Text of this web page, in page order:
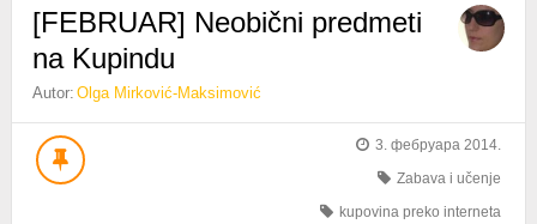
[FEBRUAR] Neobični predmeti
na Kupindu
Autor: Olga Mirković-Maksimović
3. фебруара 2014.
Zabava i učenje
kupovina preko interneta